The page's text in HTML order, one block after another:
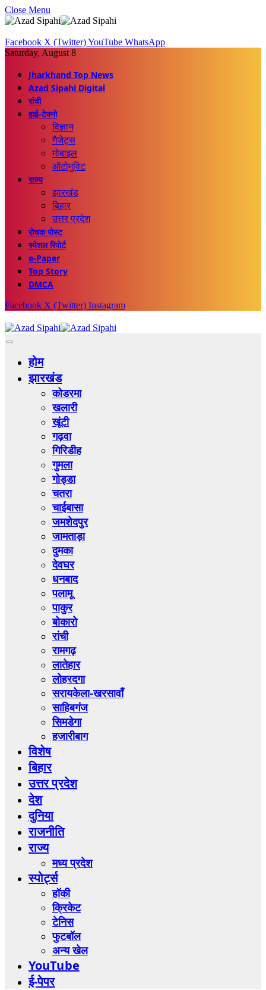
Close Menu
Facebook X (Twitter)YouTube WhatsApp
Saturday, August 8
Jharkhand Top News
Azad Sipahi Digital
रांची
हाई-टेक्नो
विज्ञान
गैजेट्स
मोबाइल
ऑटोमुविट
राज्य
झारखंड
बिहार
उत्तर प्रदेश
रोचक पोस्ट
स्पेशल रिपोर्ट
e-Paper
Top Story
DMCA
Facebook X (Twitter) Instagram
होम
झारखंड
कोडरमा
खलारी
खूंटी
गढ़वा
गिरिडीह
गुमला
गोड्डा
चतरा
चाईबासा
जमशेदपुर
जामताड़ा
दुमका
देवघर
धनबाद
पलामू
पाकुर
बोकारो
रांची
रामगढ़
लातेहार
लोहरदगा
सरायकेला-खरसावाँ
साहिबगंज
सिमडेगा
हजारीबाग
विशेष
बिहार
उत्तर प्रदेश
देश
दुनिया
राजनीति
राज्य
मध्य प्रदेश
स्पोर्ट्स
हॉकी
क्रिकेट
टेनिस
फुटबॉल
अन्य खेल
YouTube
ई-पेपर